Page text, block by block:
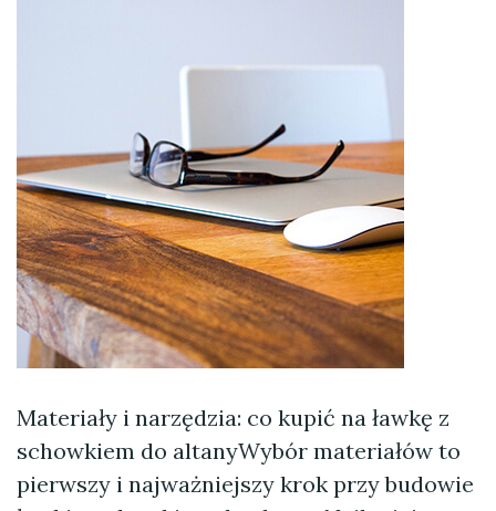
Materiały i narzędzia: co kupić na ławkę z
schowkiem do altanyWybór materiałów to
pierwszy i najważniejszy krok przy budowie